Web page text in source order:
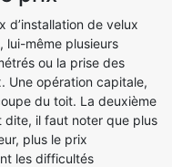
d’installation de velux
lui-même plusieurs
ou la prise des
Une opération capitale,
du toit. La deuxième
dite, il faut noter que plus
plus le prix
les difficultés